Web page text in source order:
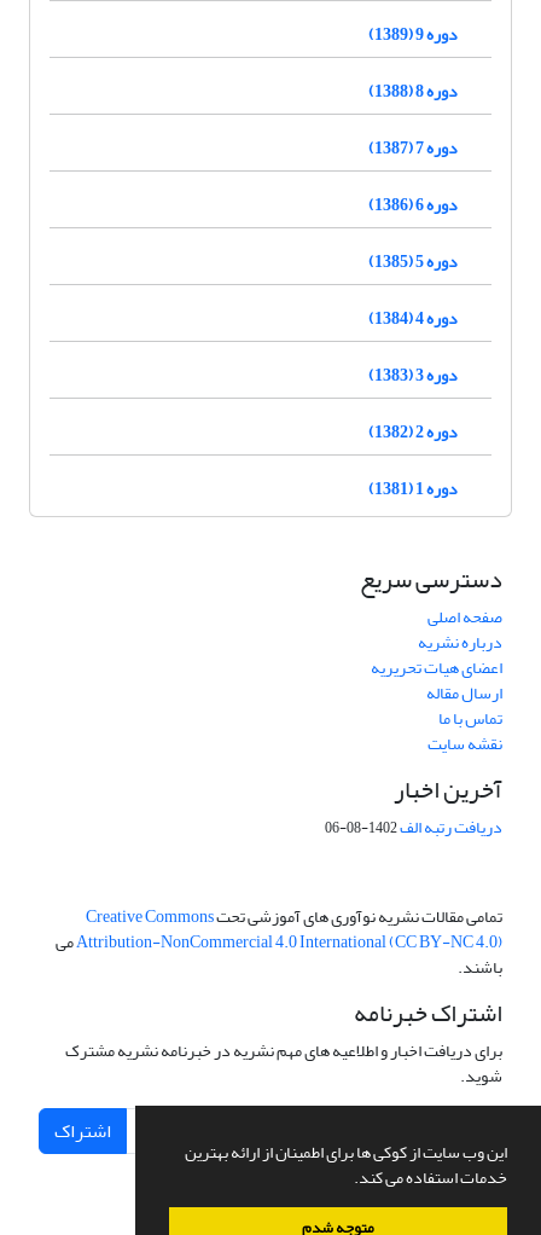
این وب سایت از کوکی ها برای اطمینان از ارائه بهترین
خدمات استفاده می کند.
متوجه شدم
دوره 9 (1389)
دوره 8 (1388)
دوره 7 (1387)
دوره 6 (1386)
دوره 5 (1385)
دوره 4 (1384)
دوره 3 (1383)
دوره 2 (1382)
دوره 1 (1381)
دسترسی سریع
صفحه اصلی
درباره نشریه
اعضای هیات تحریریه
ارسال مقاله
تماس با ما
نقشه سایت
آخرین اخبار
دریافت رتبه الف1402-08-06
تمامی مقالات نشریه نوآوری های آموزشی تحتCreative Commons
Attribution-NonCommercial 4.0 International (CC BY-NC 4.0)می
باشند.
اشتراک خبرنامه
برای دریافت اخبار و اطلاعیه های مهم نشریه در خبرنامه نشریه مشترک
شوید.
اشتراک